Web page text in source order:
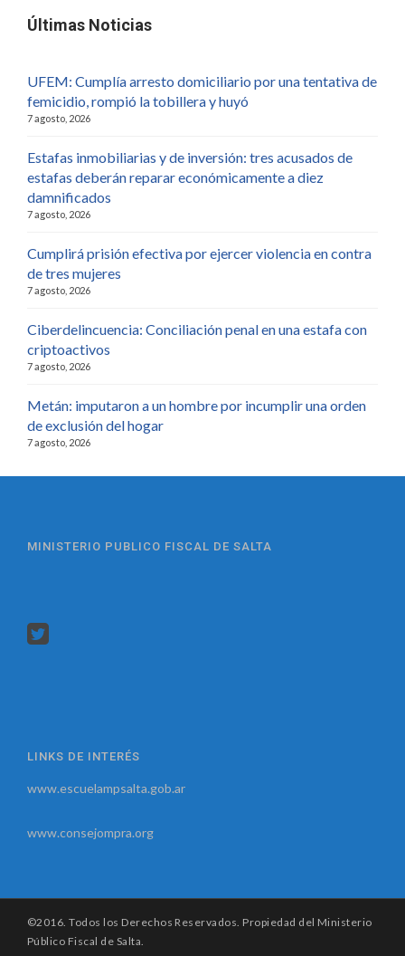
Últimas Noticias
UFEM: Cumplía arresto domiciliario por una tentativa de
femicidio, rompió la tobillera y huyó
7 agosto, 2026
Estafas inmobiliarias y de inversión: tres acusados de
estafas deberán reparar económicamente a diez
damnificados
7 agosto, 2026
Cumplirá prisión efectiva por ejercer violencia en contra
de tres mujeres
7 agosto, 2026
Ciberdelincuencia: Conciliación penal en una estafa con
criptoactivos
7 agosto, 2026
Metán: imputaron a un hombre por incumplir una orden
de exclusión del hogar
7 agosto, 2026
MINISTERIO PUBLICO FISCAL DE SALTA
LINKS DE INTERÉS
www.escuelampsalta.gob.ar
www.consejompra.org
©2016. Todos los Derechos Reservados. Propiedad del Ministerio
Público Fiscal de Salta.